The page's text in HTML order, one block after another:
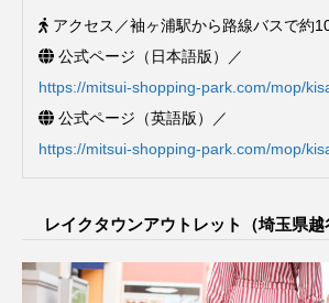
アクセス／袖ヶ浦駅から路線バスで約
公式ページ（日本語版）／
https://mitsui-shopping-park.com/mop/
公式ページ（英語版）／
https://mitsui-shopping-park.com/mop/
レイクタウンアウトレット（埼玉県越